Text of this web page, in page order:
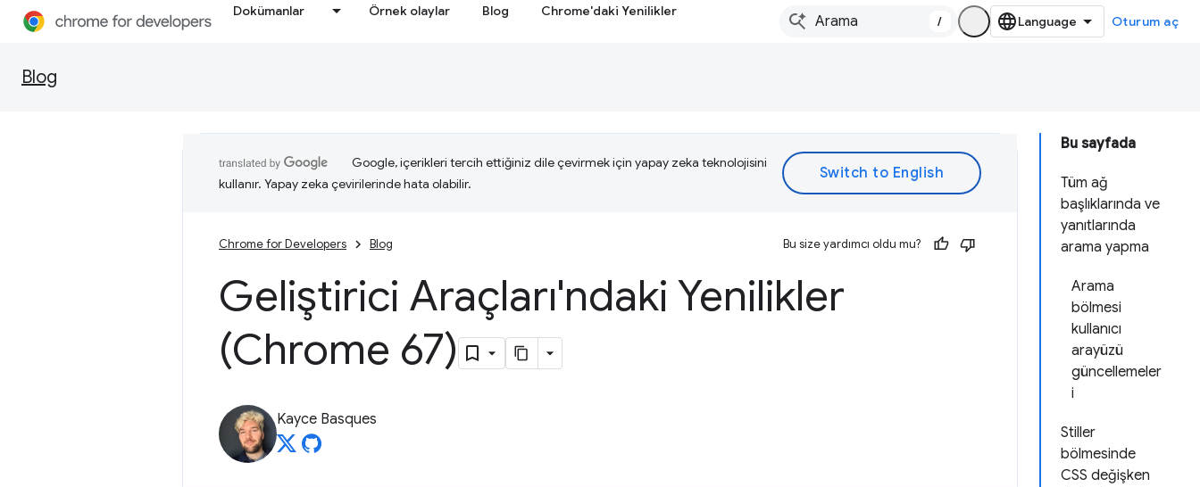
Dokümanlar Örnek olaylar Blog Chrome'daki Yenilikler
/ Oturum aç
Blog
Bu sayfada
Tüm ağ
başlıklarında ve
yanıtlarında
arama yapma
Arama
bölmesi
kullanıcı
arayüzü
güncellemeler
i
Stiller
bölmesinde
CSS değişken
Google, içerikleri tercih ettiğiniz dile çevirmek için yapay zeka teknolojisini
kullanır. Yapay zeka çevirilerinde hata olabilir.
Chrome for Developers Blog Bu size yardımcı oldu mu?
Geliştirici Araçları'ndaki Yenilikler
(Chrome 67)
Kayce Basques